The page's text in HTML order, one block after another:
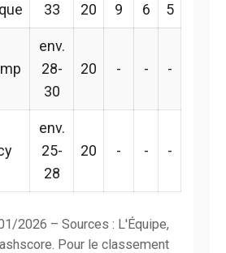
33 20 9 6 5
env.
28-
30
20 - - -
env.
25-
28
20 - - -
2026 – Sources : L'Équipe,
Pour le classement